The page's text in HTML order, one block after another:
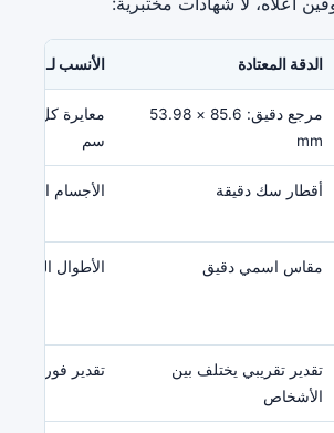
الدقة المعتادة الأنسب لـ
مرجع دقيق: 85.6 × 53.98
mm
سم
أقطار سك دقيقة الأجسام الصغيرة
مقاس اسمي دقيق الأطوال
تقدير تقريبي يختلف بين
الأشخاص
تقدير فوري حين